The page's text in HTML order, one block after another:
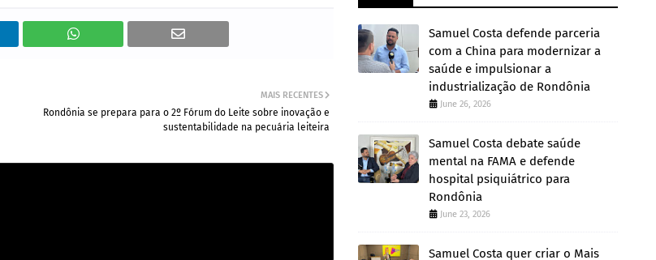
MAIS RECENTES
Rondônia se prepara para o 2º Fórum do Leite sobre inovação e
sustentabilidade na pecuária leiteira
Samuel Costa defende parceria
com a China para modernizar a
saúde e impulsionar a
industrialização de Rondônia
June 26, 2026
Samuel Costa debate saúde
mental na FAMA e defende
hospital psiquiátrico para
Rondônia
June 23, 2026
Samuel Costa quer criar o Mais